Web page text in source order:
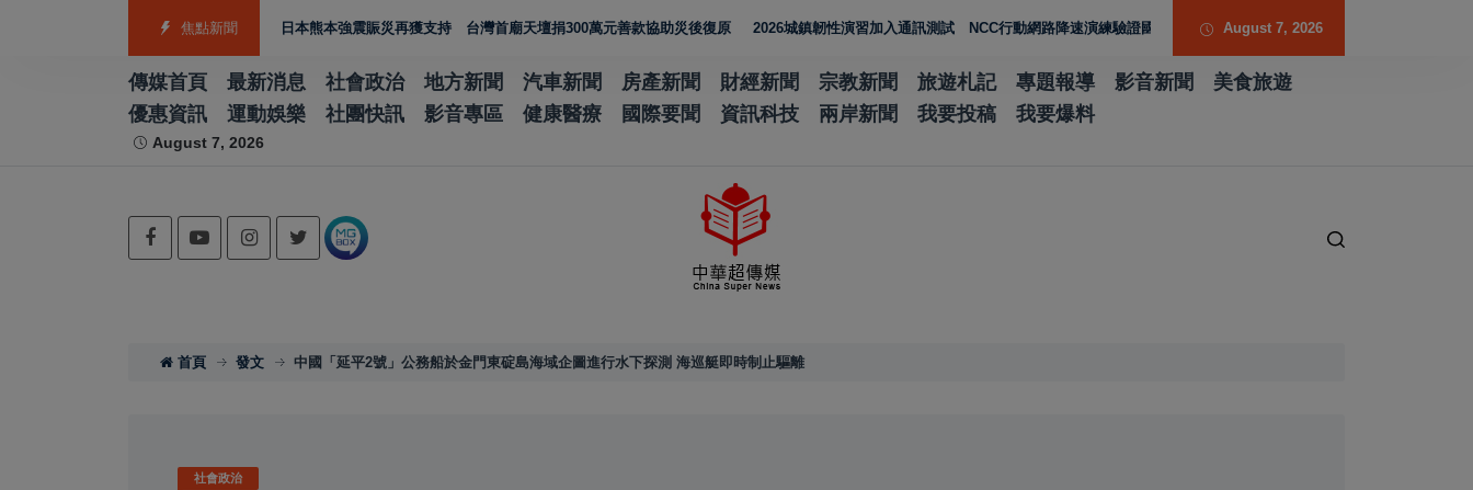
焦點新聞
跆拳道展現青年競技實力 日本熊本強震賑災再獲支持 台灣首廟天壇捐300萬元善款協助災後復原 2026城鎮韌性演習加入通訊測試 NCC行動網路降速演練驗證國家通訊防護能力 台南水土保持服務團提升專業能力 導入無
August 7, 2026
傳媒首頁 最新消息 社會政治 地方新聞 汽車新聞 房產新聞 財經新聞 宗教新聞 旅遊札記 專題報導 影音新聞
美食旅遊
優惠資訊
運動娛樂 社團快訊 影音專區 健康醫療 國際要聞 資訊科技 兩岸新聞 我要投稿 我要爆料
August 7, 2026
首頁 發文 中國「延平2號」公務船於金門東碇島海域企圖進行水下探測 海巡艇即時制止驅離
社會政治